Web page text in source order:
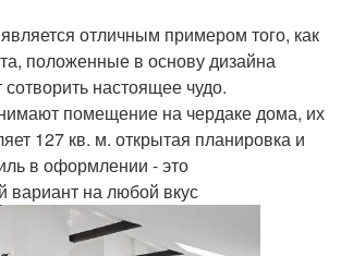
отличным примером того, как
положенные в основу дизайна
сотворить настоящее чудо.
помещение на чердаке дома, их
127 кв. м. открытая планировка и
в оформлении - это
на любой вкус